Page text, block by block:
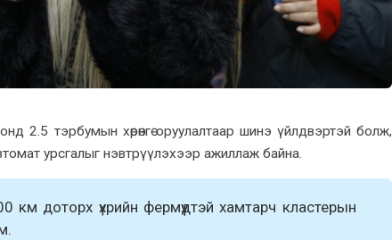
2.5 тэрбумын хөрөнгө оруулалтаар шинэ үйлдвэртэй болж,
урсгалыг нэвтрүүлэхээр ажиллаж байна.
км доторх үхрийн фермүүдтэй хамтарч кластерын